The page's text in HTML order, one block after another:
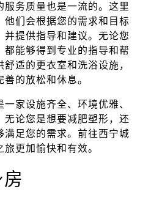
服务质量也是一流的。这里
他们会根据您的需求和目标
并提供指导和建议。无论您
都能够得到专业的指导和帮
适的更衣室和洗浴设施，
的放松和休息。
家设施齐全、环境优雅、
无论您是想要减肥塑形，还
满足您的需求。前往西宁城
更加愉快和有效。